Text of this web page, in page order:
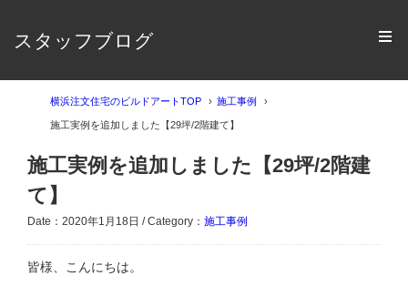
スタッフブログ
横浜注文住宅のビルドアートTOP 施工事例
施工実例を追加しました【29坪/2階建て】
施工実例を追加しました【29坪/2階建
て】
Date：2020年1月18日 / Category： 施工事例
皆様、こんにちは。